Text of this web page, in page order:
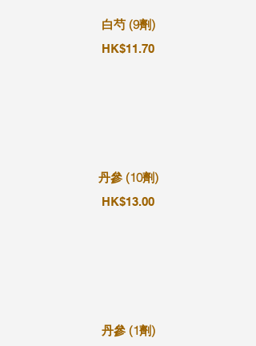
白芍 (9劑)
HK$11.70
丹參 (10劑)
HK$13.00
丹參 (1劑)